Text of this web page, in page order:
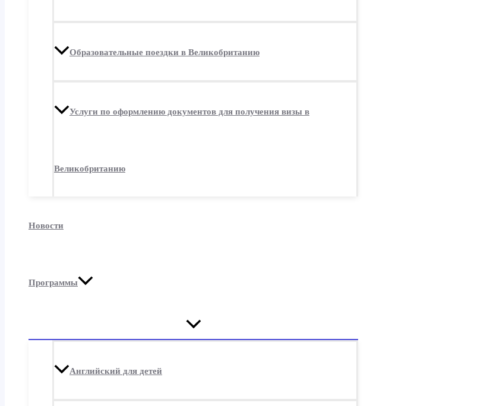
Образовательные поездки в Великобританию
Услуги по оформлению документов для получения визы в
Великобританию
Новости
Программы
Переключатель
меню
Английский для детей